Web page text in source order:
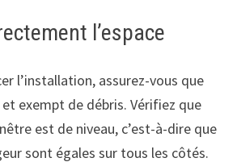
l’espace
l’installation, assurez-vous que
et exempt de débris. Vérifiez que
est de niveau, c’est-à-dire que
sont égales sur tous les côtés.